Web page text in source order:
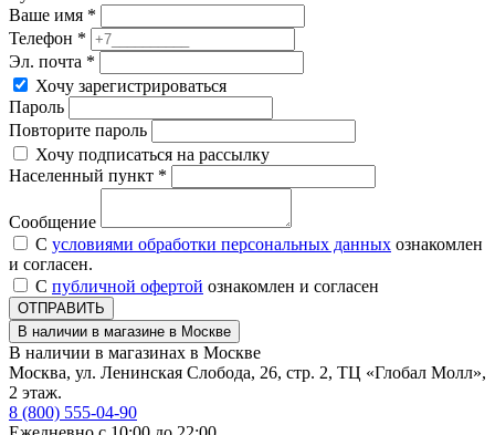
Ваше имя *
Телефон *
Эл. почта *
Хочу зарегистрироваться
Пароль
Повторите пароль
Хочу подписаться на рассылку
Населенный пункт *
Сообщение
С условиями обработки персональных данных ознакомлен
и согласен.
С публичной офертой ознакомлен и согласен
ОТПРАВИТЬ
В наличии в магазине в Москве
В наличии в магазинах в Москве
Москва, ул. Ленинская Слобода, 26, стр. 2, ТЦ «Глобал Молл»,
2 этаж.
8 (800) 555-04-90